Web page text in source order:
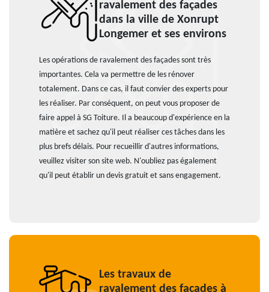
ravalement des façades
dans la ville de Xonrupt
Longemer et ses environs
Les opérations de ravalement des façades sont très
importantes. Cela va permettre de les rénover
totalement. Dans ce cas, il faut convier des experts pour
les réaliser. Par conséquent, on peut vous proposer de
faire appel à SG Toiture. Il a beaucoup d'expérience en la
matière et sachez qu'il peut réaliser ces tâches dans les
plus brefs délais. Pour recueillir d'autres informations,
veuillez visiter son site web. N'oubliez pas également
qu'il peut établir un devis gratuit et sans engagement.
Les travaux de
ravalement des façades à